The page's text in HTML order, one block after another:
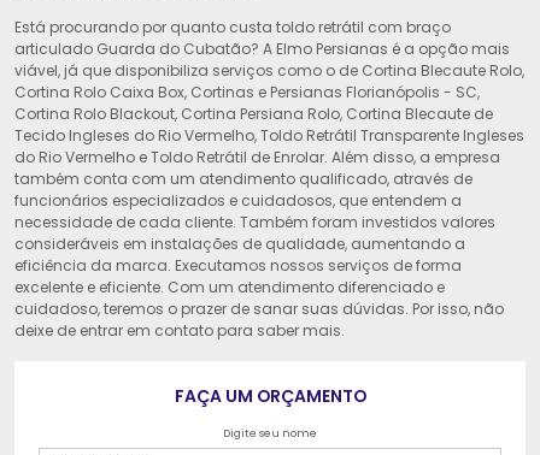
Está procurando por quanto custa toldo retrátil com braço
articulado Guarda do Cubatão? A Elmo Persianas é a opção mais
viável, já que disponibiliza serviços como o de Cortina Blecaute Rolo,
Cortina Rolo Caixa Box, Cortinas e Persianas Florianópolis - SC,
Cortina Rolo Blackout, Cortina Persiana Rolo, Cortina Blecaute de
Tecido Ingleses do Rio Vermelho, Toldo Retrátil Transparente Ingleses
do Rio Vermelho e Toldo Retrátil de Enrolar. Além disso, a empresa
também conta com um atendimento qualificado, através de
funcionários especializados e cuidadosos, que entendem a
necessidade de cada cliente. Também foram investidos valores
consideráveis em instalações de qualidade, aumentando a
eficiência da marca. Executamos nossos serviços de forma
excelente e eficiente. Com um atendimento diferenciado e
cuidadoso, teremos o prazer de sanar suas dúvidas. Por isso, não
deixe de entrar em contato para saber mais.
FAÇA UM ORÇAMENTO
Digite seu nome